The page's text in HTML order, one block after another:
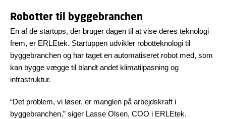
Robotter til byggebranchen
En af de startups, der bruger dagen til at vise deres teknologi
frem, er ERLEtek. Startuppen udvikler robotteknologi til
byggebranchen og har taget en automatiseret robot med, som
kan bygge vægge til blandt andet klimatilpasning og
infrastruktur.
“Det problem, vi løser, er manglen på arbejdskraft i
byggebranchen,” siger Lasse Olsen, COO i ERLEtek.